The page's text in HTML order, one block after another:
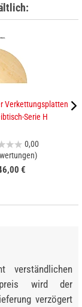
Verkettungsplatten
Serie H
0,00
€
wird der
verzögert